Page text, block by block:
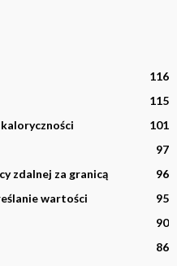
116
115
101
97
zdalnej za granicą
96
wartości
95
90
86